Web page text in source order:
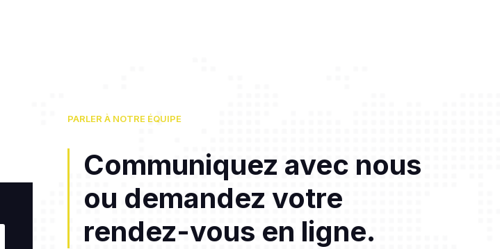
PARLER À NOTRE ÉQUIPE
Communiquez avec nous
ou demandez votre
rendez-vous en ligne.